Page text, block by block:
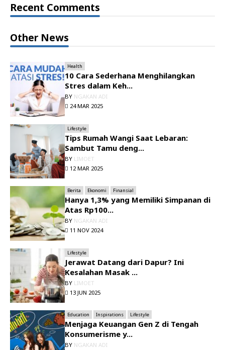
Recent Comments
Other News
Health
10 Cara Sederhana Menghilangkan
Stres dalam Keh...
BY NGAKAN ADI
24 MAR 2025
Lifestyle
Tips Rumah Wangi Saat Lebaran:
Sambut Tamu deng...
BY LIMOET
12 MAR 2025
Berita Ekonomi Finansial
Hanya 1,3% yang Memiliki Simpanan di
Atas Rp100...
BY NGAKAN ADI
11 NOV 2024
Lifestyle
Jerawat Datang dari Dapur? Ini
Kesalahan Masak ...
BY LIMOET
13 JUN 2025
Education Inspirations Lifestyle
Menjaga Keuangan Gen Z di Tengah
Konsumerisme y...
BY NGAKAN ADI